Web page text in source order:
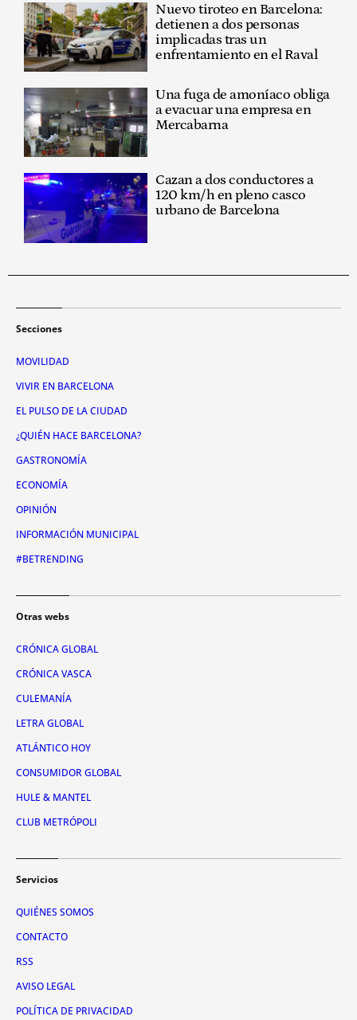
Nuevo tiroteo en Barcelona:
detienen a dos personas
implicadas tras un
enfrentamiento en el Raval
Una fuga de amoníaco obliga
a evacuar una empresa en
Mercabarna
Cazan a dos conductores a
120 km/h en pleno casco
urbano de Barcelona
Secciones
MOVILIDAD
VIVIR EN BARCELONA
EL PULSO DE LA CIUDAD
¿QUIÉN HACE BARCELONA?
GASTRONOMÍA
ECONOMÍA
OPINIÓN
INFORMACIÓN MUNICIPAL
#BETRENDING
Otras webs
CRÓNICA GLOBAL
CRÓNICA VASCA
CULEMANÍA
LETRA GLOBAL
ATLÁNTICO HOY
CONSUMIDOR GLOBAL
HULE & MANTEL
CLUB METRÓPOLI
Servicios
QUIÉNES SOMOS
CONTACTO
RSS
AVISO LEGAL
POLÍTICA DE PRIVACIDAD